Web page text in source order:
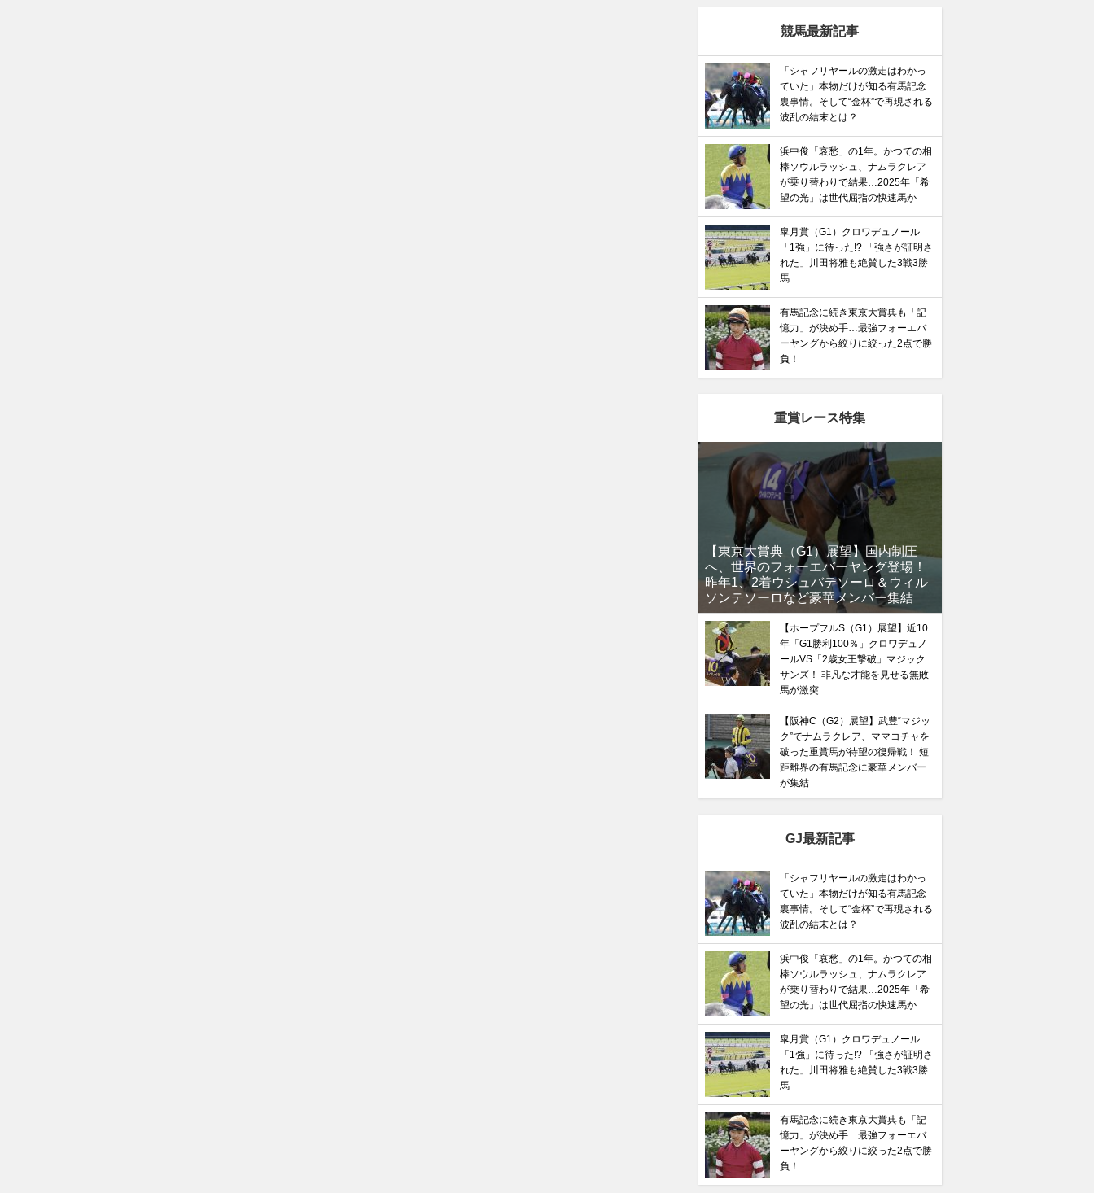
競馬最新記事
「シャフリヤールの激走はわかっ
ていた」本物だけが知る有馬記念
裏事情。そして“金杯”で再現される
波乱の結末とは？
浜中俊「哀愁」の1年。かつての相
棒ソウルラッシュ、ナムラクレア
が乗り替わりで結果…2025年「希
望の光」は世代屈指の快速馬か
皐月賞（G1）クロワデュノール
「1強」に待った!? 「強さが証明さ
れた」川田将雅も絶賛した3戦3勝
馬
有馬記念に続き東京大賞典も「記
憶力」が決め手…最強フォーエバ
ーヤングから絞りに絞った2点で勝
負！
重賞レース特集
【東京大賞典（G1）展望】国内制圧
へ、世界のフォーエバーヤング登場！
昨年1、2着ウシュバテソーロ＆ウィル
ソンテソーロなど豪華メンバー集結
【ホープフルS（G1）展望】近10
年「G1勝利100％」クロワデュノ
ールVS「2歳女王撃破」マジック
サンズ！ 非凡な才能を見せる無敗
馬が激突
【阪神C（G2）展望】武豊“マジッ
ク”でナムラクレア、ママコチャを
破った重賞馬が待望の復帰戦！ 短
距離界の有馬記念に豪華メンバー
が集結
GJ最新記事
「シャフリヤールの激走はわかっ
ていた」本物だけが知る有馬記念
裏事情。そして“金杯”で再現される
波乱の結末とは？
浜中俊「哀愁」の1年。かつての相
棒ソウルラッシュ、ナムラクレア
が乗り替わりで結果…2025年「希
望の光」は世代屈指の快速馬か
皐月賞（G1）クロワデュノール
「1強」に待った!? 「強さが証明さ
れた」川田将雅も絶賛した3戦3勝
馬
有馬記念に続き東京大賞典も「記
憶力」が決め手…最強フォーエバ
ーヤングから絞りに絞った2点で勝
負！